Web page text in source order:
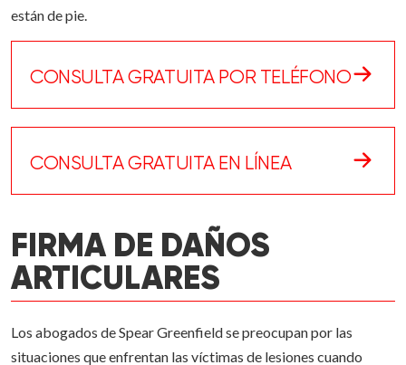
están de pie.
CONSULTA GRATUITA POR TELÉFONO
CONSULTA GRATUITA EN LÍNEA
FIRMA DE DAÑOS
ARTICULARES
Los abogados de Spear Greenfield se preocupan por las
situaciones que enfrentan las víctimas de lesiones cuando